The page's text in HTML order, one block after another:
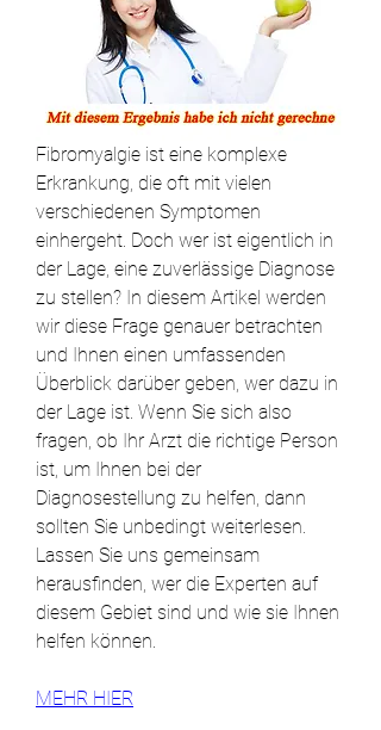
Fibromyalgie ist eine komplexe
Erkrankung, die oft mit vielen
verschiedenen Symptomen
einhergeht. Doch wer ist eigentlich in
der Lage, eine zuverlässige Diagnose
zu stellen? In diesem Artikel werden
wir diese Frage genauer betrachten
und Ihnen einen umfassenden
Überblick darüber geben, wer dazu in
der Lage ist. Wenn Sie sich also
fragen, ob Ihr Arzt die richtige Person
ist, um Ihnen bei der
Diagnosestellung zu helfen, dann
sollten Sie unbedingt weiterlesen.
Lassen Sie uns gemeinsam
herausfinden, wer die Experten auf
diesem Gebiet sind und wie sie Ihnen
helfen können.
MEHR HIER